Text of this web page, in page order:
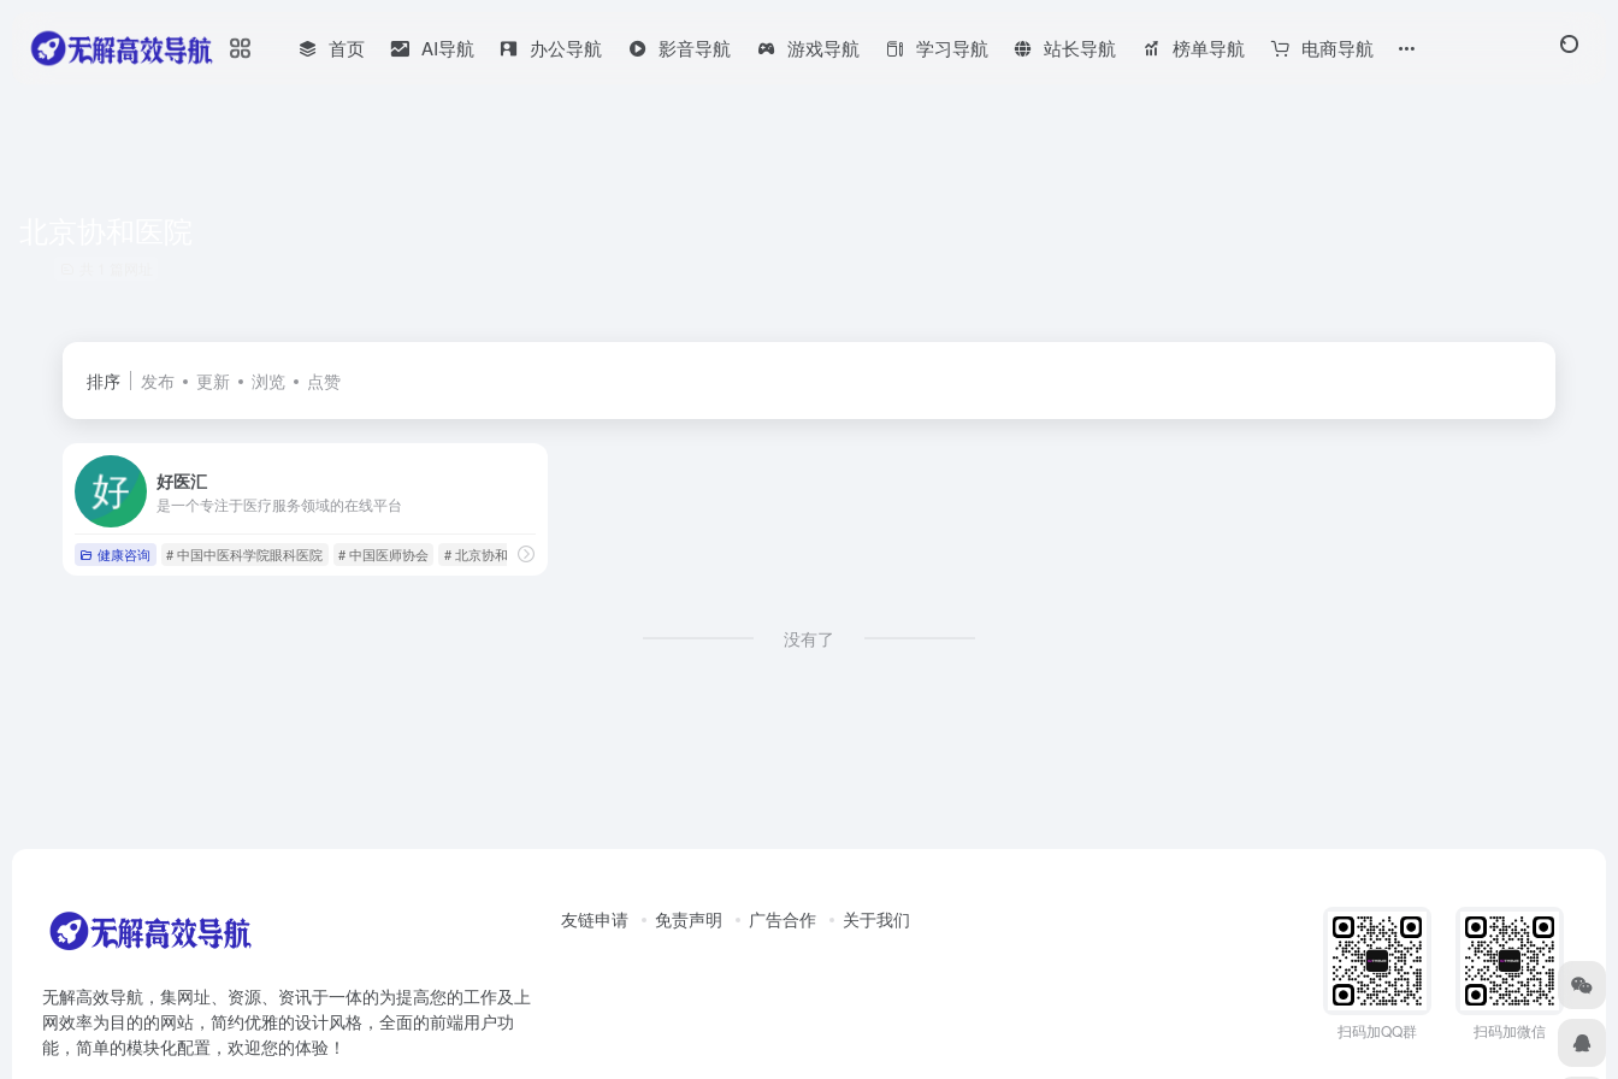
首页 AI导航 办公导航 影音导航 游戏导航 学习导航 站长导航 榜单导航 电商导航
排序 发布 更新 浏览 点赞
好医汇
是一个专注于医疗服务领域的在线平台
健康咨询 # 中国中医科学院眼科医院 # 中国医师协会 # 北京协和医院
没有了
无解高效导航，集网址、资源、资讯于一体的为提高您的工作及上
网效率为目的的网站，简约优雅的设计风格，全面的前端用户功
能，简单的模块化配置，欢迎您的体验！
友链申请 免责声明 广告合作 关于我们
扫码加QQ群 扫码加微信